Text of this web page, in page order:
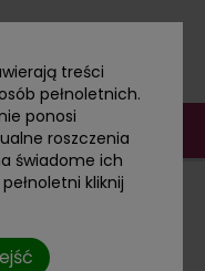
treści
pełnoletnich.
ponosi
roszczenia
świadome ich
kliknij